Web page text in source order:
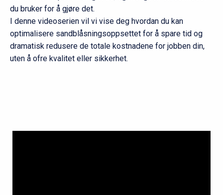
du bruker for å gjøre det.
I denne videoserien vil vi vise deg hvordan du kan
optimalisere sandblåsningsoppsettet for å spare tid og
dramatisk redusere de totale kostnadene for jobben din,
uten å ofre kvalitet eller sikkerhet.